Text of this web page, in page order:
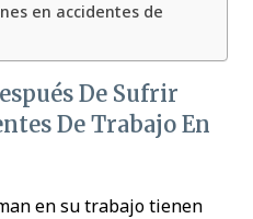
en accidentes de
De Sufrir
De Trabajo En
en su trabajo tienen